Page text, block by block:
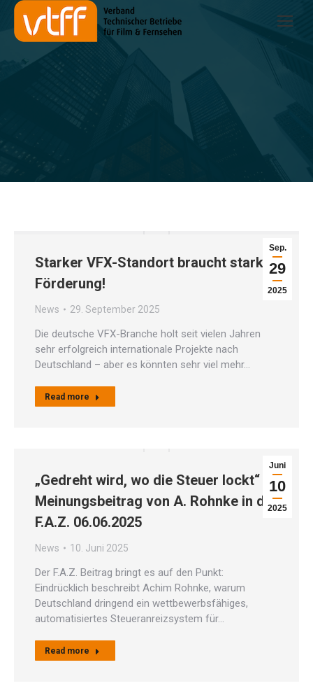
Sep.
29
2025
Starker VFX-Standort braucht starke
Förderung!
News 29. September 2025
Die deutsche VFX-Branche holt seit vielen Jahren
sehr erfolgreich internationale Projekte nach
Deutschland – aber es könnten sehr viel mehr…
Read more
Juni
10
2025
„Gedreht wird, wo die Steuer lockt“ //
Meinungsbeitrag von A. Rohnke in der
F.A.Z. 06.06.2025
News 10. Juni 2025
Der F.A.Z. Beitrag bringt es auf den Punkt:
Eindrücklich beschreibt Achim Rohnke, warum
Deutschland dringend ein wettbewerbsfähiges,
automatisiertes Steueranreizsystem für…
Read more